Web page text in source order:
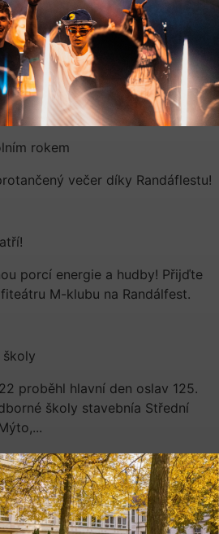
rokem
večer díky Randáflestu!
porcí energie a hudby! Přijďte
M-klubu na Randálfest.
školy
proběhl hlavní den oslav 125.
školy stavebnía Střední